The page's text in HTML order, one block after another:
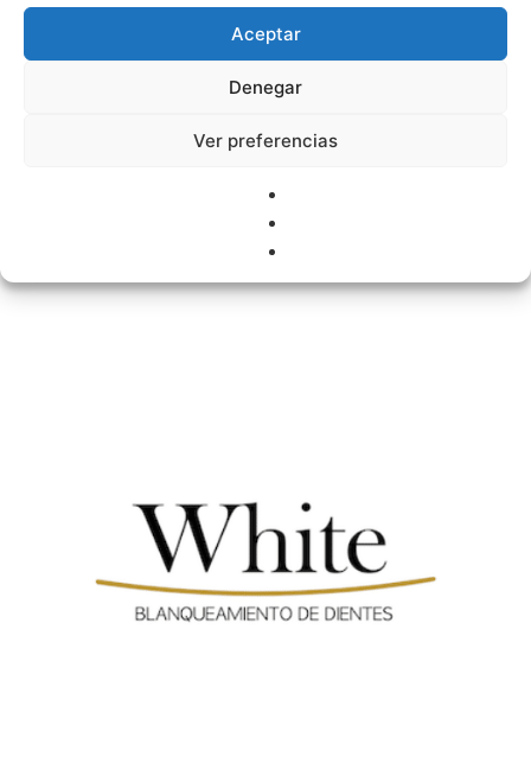
Aceptar
Denegar
Ver preferencias
Recuérdame